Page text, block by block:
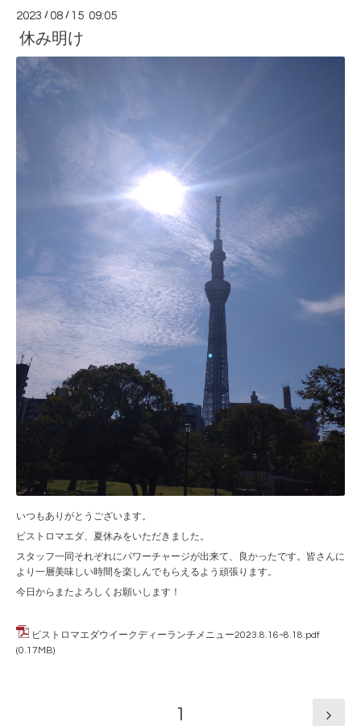
2023 /08 / 15 09:05
休み明け
いつもありがとうございます。
ビストロマエダ、夏休みをいただきました。
スタッフ一同それぞれにパワーチャージが出来て、良かったです。皆さんに
より一層美味しい時間を楽しんでもらえるよう頑張ります。
今日からまたよろしくお願いします！
ビストロマエダウイークディーランチメニュー2023.8.16~8.18.pdf
(0.17MB)
1